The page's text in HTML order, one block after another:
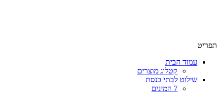
תפריט
עמוד הבית
קטלוג מוצרים
שילוט לבתי כנסת
7 המינים